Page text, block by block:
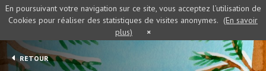
RETOUR
En poursuivant votre navigation sur ce site, vous acceptez l’utilisation de
Cookies pour réaliser des statistiques de visites anonymes. (En savoir
plus)
×